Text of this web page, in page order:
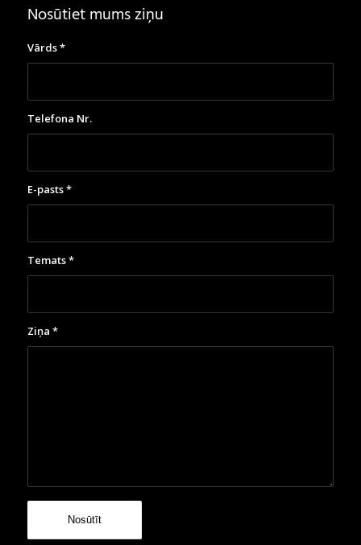
Nosūtiet mums ziņu
Vārds*
Telefona Nr.
E-pasts*
Temats*
Ziņa *